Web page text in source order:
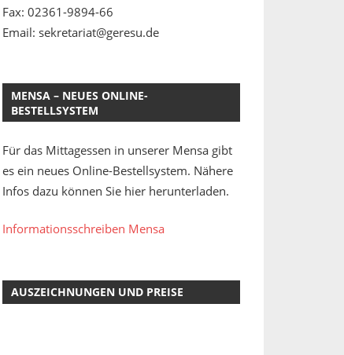
Fax: 02361-9894-66
Email: sekretariat@geresu.de
MENSA – NEUES ONLINE-
BESTELLSYSTEM
Für das Mittagessen in unserer Mensa gibt
es ein neues Online-Bestellsystem. Nähere
Infos dazu können Sie hier herunterladen.
Informationsschreiben Mensa
AUSZEICHNUNGEN UND PREISE